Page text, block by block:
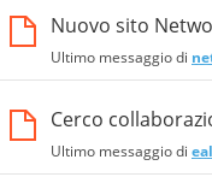
Nuovo sito
Ultimo messaggio di
Cerco
Ultimo messaggio di